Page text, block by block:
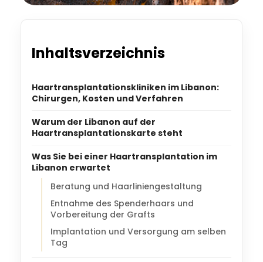
Inhaltsverzeichnis
Haartransplantationskliniken im Libanon:
Chirurgen, Kosten und Verfahren
Warum der Libanon auf der
Haartransplantationskarte steht
Was Sie bei einer Haartransplantation im
Libanon erwartet
Beratung und Haarliniengestaltung
Entnahme des Spenderhaars und
Vorbereitung der Grafts
Implantation und Versorgung am selben
Tag